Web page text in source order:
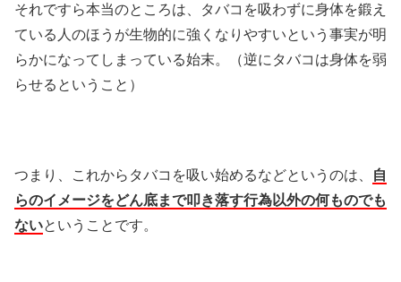
それですら本当のところは、タバコを吸わずに身体を鍛え
ている人のほうが生物的に強くなりやすいという事実が明
らかになってしまっている始末。（逆にタバコは身体を弱
らせるということ）
つまり、これからタバコを吸い始めるなどというのは、
自
らのイメージをどん底まで叩き落す行為以外の何ものでも
ないということです。